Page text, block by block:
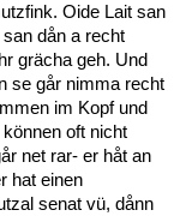
Oide Lait san
dån a recht
grächa geh. Und
se går nimma recht
im Kopf und
oft nicht
net rar- er håt an
hat einen
senat vü, dånn